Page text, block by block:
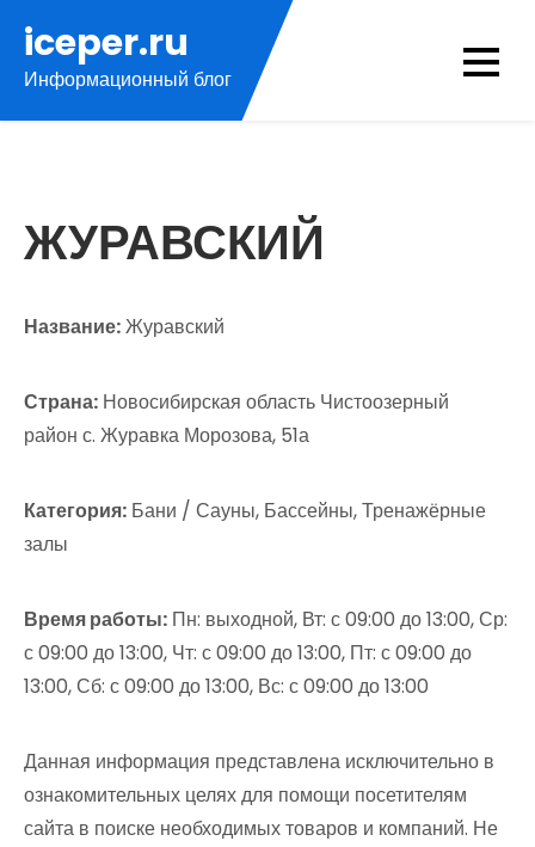
содержимому
iceper.ru
Информационный блог
ЖУРАВСКИЙ
Название:Журавский
Страна: Новосибирская область Чистоозерный
район с. Журавка Морозова, 51а
Категория: Бани / Сауны, Бассейны, Тренажёрные
залы
Время работы: Пн: выходной, Вт: с 09:00 до 13:00, Ср:
с 09:00 до 13:00, Чт: с 09:00 до 13:00, Пт: с 09:00 до
13:00, Сб: с 09:00 до 13:00, Вс: с 09:00 до 13:00
Данная информация представлена исключительно в
ознакомительных целях для помощи посетителям
сайта в поиске необходимых товаров и компаний. Не